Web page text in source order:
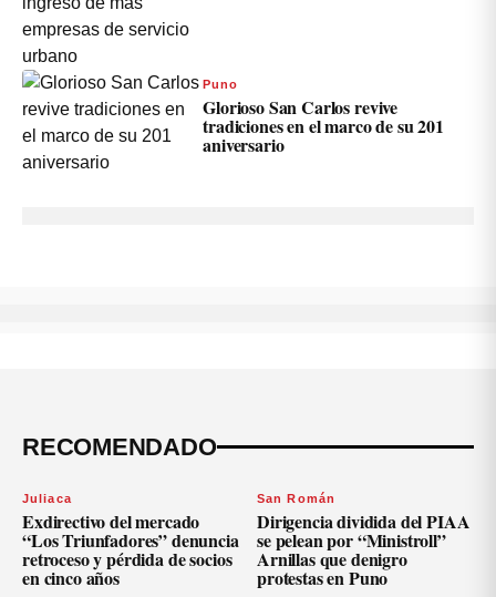
Puno
Glorioso San Carlos revive
tradiciones en el marco de su 201
aniversario
RECOMENDADO
Juliaca
Exdirectivo del mercado
“Los Triunfadores” denuncia
retroceso y pérdida de socios
en cinco años
San Román
Dirigencia dividida del PIAA
se pelean por “Ministroll”
Arnillas que denigro
protestas en Puno